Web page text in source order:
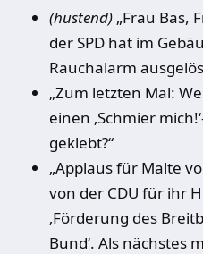
(hustend) „Frau Bas,
der SPD hat im
Rauchalarm
„Zum letzten Mal:
einen ‚Schmier
geklebt?“
„Applaus für Malte
von der CDU für ihr
‚Förderung des
Bund‘. Als nächstes